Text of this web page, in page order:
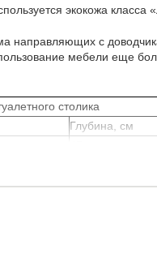
экокожа класса
направляющих с
мебели еще
столика
Глубина, см